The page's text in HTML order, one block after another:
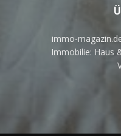
immo-
Immobilie: Haus